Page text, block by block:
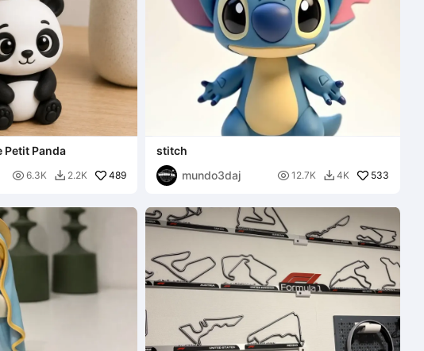
Panda
 6.3K  2.2K 489
stitch
mundo3daj
 12.7K  4K 533